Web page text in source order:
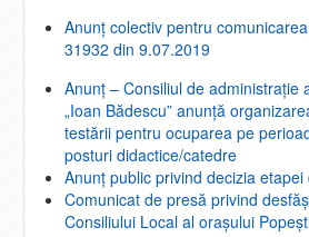
Anunț colectiv pentru
31932 din 9.07.2019
Anunț – Consiliul de administrație
„Ioan Bădescu” anunță
testării pentru ocuparea pe
posturi didactice/catedre
Anunţ public privind decizia
Comunicat de presă privind
Consiliului Local al orașului